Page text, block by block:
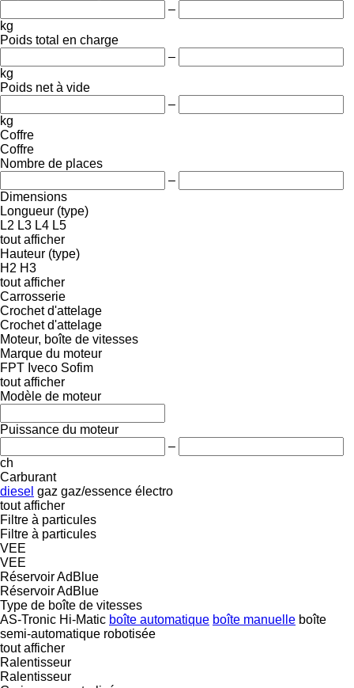
–
kg
Poids total en charge
–
kg
Poids net à vide
–
kg
Coffre
Coffre
Nombre de places
–
Dimensions
Longueur (type)
L2 L3 L4 L5
tout afficher
Hauteur (type)
H2 H3
tout afficher
Carrosserie
Crochet d'attelage
Crochet d'attelage
Moteur, boîte de vitesses
Marque du moteur
FPT Iveco Sofim
tout afficher
Modèle de moteur
Puissance du moteur
–
ch
Carburant
diesel gaz gaz/essence électro
tout afficher
Filtre à particules
Filtre à particules
VEE
VEE
Réservoir AdBlue
Réservoir AdBlue
Type de boîte de vitesses
AS-Tronic Hi-Matic boîte automatique boîte manuelle boîte
semi-automatique robotisée
tout afficher
Ralentisseur
Ralentisseur